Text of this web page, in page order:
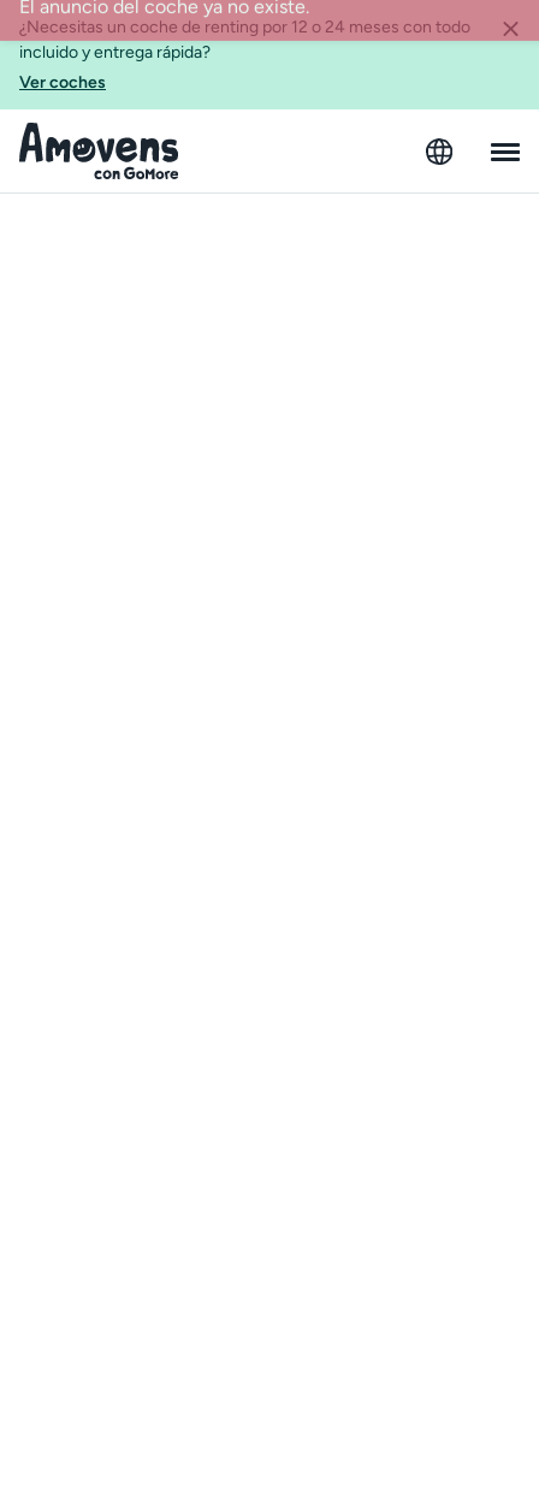
¿Necesitas un coche de renting por 12 o 24 meses con todo
incluido y entrega rápida?
Ver coches